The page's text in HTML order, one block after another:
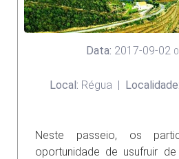
Data: 2017-09-02
Local: Régua | Localidade:
Neste passeio, os
oportunidade de usufruir